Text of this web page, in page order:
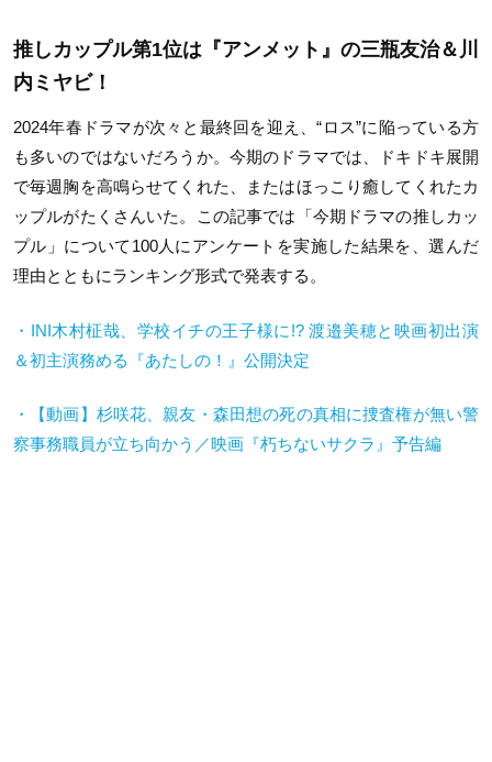
推しカップル第1位は『アンメット』の三瓶友治＆川
内ミヤビ！
2024年春ドラマが次々と最終回を迎え、“ロス”に陥っている方
も多いのではないだろうか。今期のドラマでは、ドキドキ展開
で毎週胸を高鳴らせてくれた、またはほっこり癒してくれたカ
ップルがたくさんいた。この記事では「今期ドラマの推しカッ
プル」について100人にアンケートを実施した結果を、選んだ
理由とともにランキング形式で発表する。
・INI木村柾哉、学校イチの王子様に!? 渡邉美穂と映画初出演
＆初主演務める『あたしの！』公開決定
・【動画】杉咲花、親友・森田想の死の真相に捜査権が無い警
察事務職員が立ち向かう／映画『朽ちないサクラ』予告編